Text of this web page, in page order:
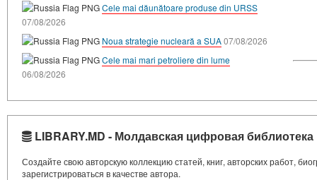
Cele mai dăunătoare produse din URSS
07/08/2026
Noua strategie nucleară a SUA07/08/2026
Cele mai mari petroliere din lume
06/08/2026
LIBRARY.MD - Молдавская цифровая библиотека
Создайте свою авторскую коллекцию статей, книг, авторских работ,
зарегистрироваться в качестве автора.